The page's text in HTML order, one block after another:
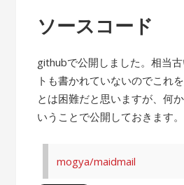
ソースコード
githubで公開しました。相当
トも書かれていないのでこれ
とは困難だと思いますが、何
いうことで公開しておきます。
mogya/maidmail